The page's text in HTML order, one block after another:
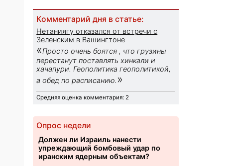
Комментарий дня в статье:
Нетаниягу отказался от встречи с
Зеленским в Вашингтоне
«Просто очень боятся , что грузины
перестанут поставлять хинкали и
хачапури. Геополитика геополитикой,
а обед по расписанию. »
Средняя оценка комментария: 2
Опрос недели
Должен ли Израиль нанести
упреждающий бомбовый удар по
иранским ядерным объектам?